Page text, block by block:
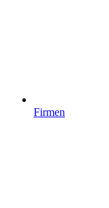
Firmen